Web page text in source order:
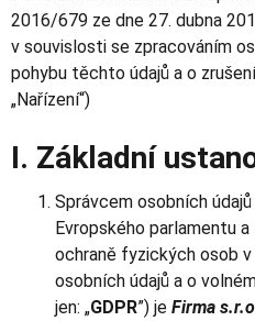
2016/679 ze dne 27. dubna
v souvislosti se zpracováním
pohybu těchto údajů a o
„Nařízení“)
I. Základní
Správcem osobních
Evropského parlamentu
ochraně fyzických osob
osobních údajů a o
jen: „GDPR”) je Firma